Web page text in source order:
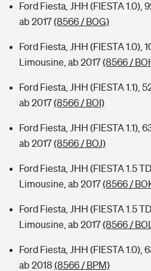
Ford Fiesta, JHH (FIESTA 1.0),
ab 2017(8566 / BOG)
Ford Fiesta, JHH (FIESTA 1.0),
Limousine, ab 2017(8566 /
Ford Fiesta, JHH (FIESTA 1.1),
ab 2017(8566 / BOI)
Ford Fiesta, JHH (FIESTA 1.1),
ab 2017(8566 / BOJ)
Ford Fiesta, JHH (FIESTA 1.5
Limousine, ab 2017(8566 /
Ford Fiesta, JHH (FIESTA 1.5
Limousine, ab 2017(8566 /
Ford Fiesta, JHH (FIESTA 1.0),
ab 2018 (8566 / BPM)